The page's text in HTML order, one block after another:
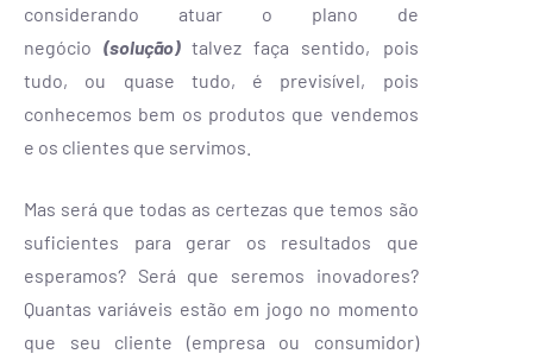
considerando atuar o plano de
negócio(solução)talvez faça sentido, pois
tudo, ou quase tudo, é previsível, pois
conhecemos bem os produtos que vendemos
e os clientes que servimos.
Mas será que todas as certezas que temos são
suficientes para gerar os resultados que
esperamos? Será que seremos inovadores?
Quantas variáveis estão em jogo no momento
que seu cliente (empresa ou consumidor)